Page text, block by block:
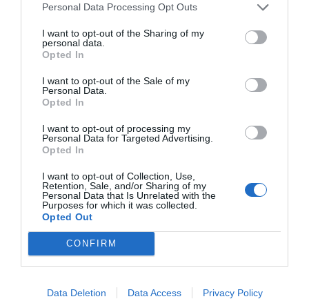
Personal Data Processing Opt Outs
I want to opt-out of the Sharing of my
personal data.
Opted In
I want to opt-out of the Sale of my
Personal Data.
Opted In
I want to opt-out of processing my
Personal Data for Targeted Advertising.
Opted In
I want to opt-out of Collection, Use,
Retention, Sale, and/or Sharing of my
Personal Data that Is Unrelated with the
Purposes for which it was collected.
Opted Out
CONFIRM
Data Deletion Data Access Privacy Policy
Hacienda por 700.000 euros... suma y
sigue
Eulogio López
El IBEX 35 cerró la sesión del
miércoles en los 20.057 puntos,
Eulogio López